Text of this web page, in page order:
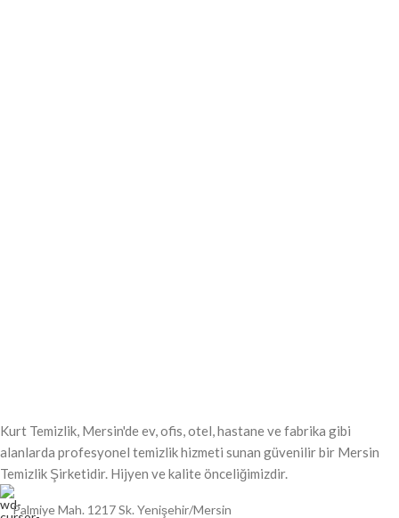
Kurt Temizlik, Mersin'de ev, ofis, otel, hastane ve fabrika gibi
alanlarda profesyonel temizlik hizmeti sunan güvenilir bir Mersin
Temizlik Şirketidir. Hijyen ve kalite önceliğimizdir.
Palmiye Mah. 1217 Sk. Yenişehir/Mersin